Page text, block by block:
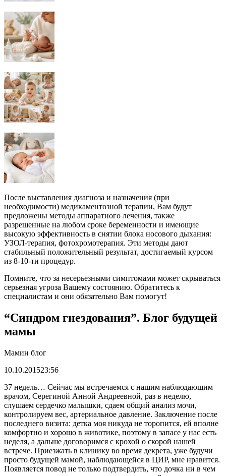
После выставления диагноза и назначения (при
необходимости) медикаментозной терапии, Вам будут
предложены методы аппаратного лечения, также
разрешенные на любом сроке беременности и имеющие
высокую эффективность в снятии блока носового дыхания:
УЗОЛ-терапия, фотохромотерапия. Эти методы дают
стабильный положительный результат, достигаемый курсом
из 8-10-ти процедур.
Помните, что за несерьезными симптомами может скрываться
серьезная угроза Вашему состоянию. Обратитесь к
специалистам и они обязательно Вам помогут!
“Синдром гнездования”. Блог будущей
мамы
Мамин блог
10.10.201523:56
37 недель… Сейчас мы встречаемся с нашим наблюдающим
врачом, Серегиной Анной Андреевной, раз в неделю,
слушаем сердечко малышки, сдаем общий анализ мочи,
контролируем вес, артериальное давление. Заключение после
последнего визита: детка моя никуда не торопится, ей вполне
комфортно и хорошо в животике, поэтому в запасе у нас есть
неделя, а дальше договоримся с крохой о скорой нашей
встрече. Приезжать в клинику во время декрета, уже будучи
просто будущей мамой, наблюдающейся в ЦИР, мне нравится.
Появляется повод не только подтвердить, что дочка ни в чем